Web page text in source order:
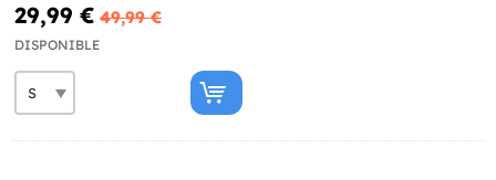
29,99 € 49,99 €
DISPONIBLE